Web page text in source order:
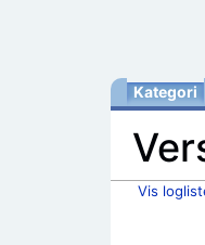
Kategori
Vis